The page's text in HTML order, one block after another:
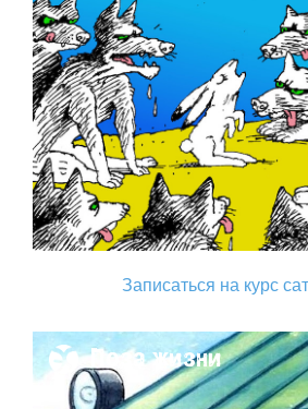
Записаться на курс
Поза жизни